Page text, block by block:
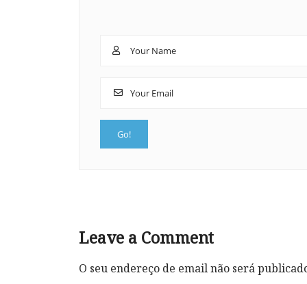
Leave a Comment
O seu endereço de email não será